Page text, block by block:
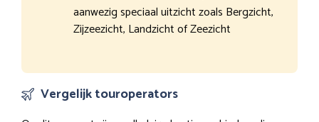
aanwezig speciaal uitzicht zoals Bergzicht,
Zijzeezicht, Landzicht of Zeezicht
Vergelijk touroperators